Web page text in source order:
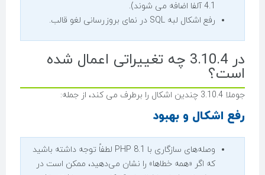
4.1 آلفا اضافه می شوند).
رفع اشکال لبه SQL در نمای بروزرسانی لغو قالب.
در 3.10.4 چه تغییراتی اعمال شده
است؟
جوملا 3.10.4 چندین اشکال را برطرف می کند، از جمله:
رفع اشکال و بهبود
وصله‌های سازگاری با PHP 8.1 لطفاً توجه داشته باشید
که اگر «همه خطاها» را نشان می‌دهید، ممکن است در